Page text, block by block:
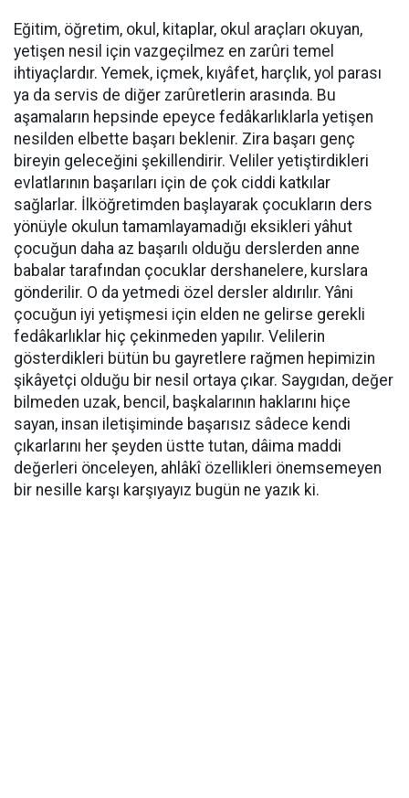
Eğitim, öğretim, okul, kitaplar, okul araçları okuyan,
yetişen nesil için vazgeçilmez en zarûri temel
ihtiyaçlardır. Yemek, içmek, kıyâfet, harçlık, yol parası
ya da servis de diğer zarûretlerin arasında. Bu
aşamaların hepsinde epeyce fedâkarlıklarla yetişen
nesilden elbette başarı beklenir. Zira başarı genç
bireyin geleceğini şekillendirir. Veliler yetiştirdikleri
evlatlarının başarıları için de çok ciddi katkılar
sağlarlar. İlköğretimden başlayarak çocukların ders
yönüyle okulun tamamlayamadığı eksikleri yâhut
çocuğun daha az başarılı olduğu derslerden anne
babalar tarafından çocuklar dershanelere, kurslara
gönderilir. O da yetmedi özel dersler aldırılır. Yâni
çocuğun iyi yetişmesi için elden ne gelirse gerekli
fedâkarlıklar hiç çekinmeden yapılır. Velilerin
gösterdikleri bütün bu gayretlere rağmen hepimizin
şikâyetçi olduğu bir nesil ortaya çıkar. Saygıdan, değer
bilmeden uzak, bencil, başkalarının haklarını hiçe
sayan, insan iletişiminde başarısız sâdece kendi
çıkarlarını her şeyden üstte tutan, dâima maddi
değerleri önceleyen, ahlâkî özellikleri önemsemeyen
bir nesille karşı karşıyayız bugün ne yazık ki.